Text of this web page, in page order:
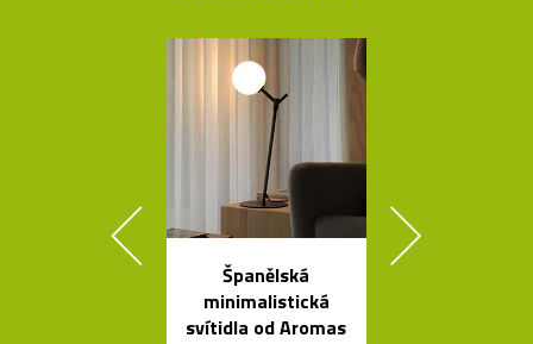
Španělská
minimalistická
svítidla od Aromas